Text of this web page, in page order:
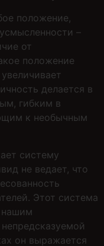
положение,
–
от
положение
делается в
гибким в
к необычным
систему
не ведает, что
Этот система
нашим
он выражается